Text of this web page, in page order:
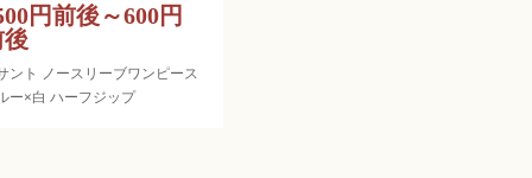
円前後～600円
ント ノースリーブワンピース
ー×白 ハーフジップ